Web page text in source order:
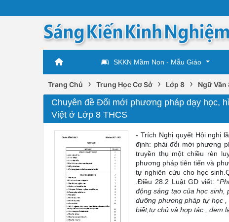
SKKN Mầm Non - Mẫu Giáo
Trang Chủ › Trung Học Cơ Sở › Lớp 8 › Ngữ Văn
Chuyên đề Đổi mới phương pháp dạy học,
Việt ở Lớp 8 THCS
- Trích Nghị quyết Hội nghị
định: phải đổi mới phương
truyền thụ một chiều rèn
phương pháp tiên tiến và
tự nghiên cứu cho học
.Điều 28.2 Luật GD viết: “
động sáng tạo của học sinh,
dưỡng phương pháp tự học
biết,tự chủ và hợp tác , đem